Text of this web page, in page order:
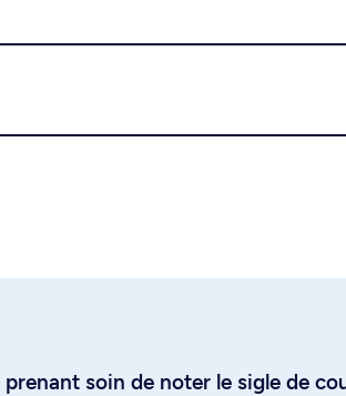
soin de noter le sigle de